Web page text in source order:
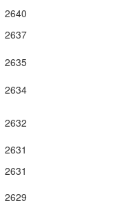
2640
2637
2635
2634
2632
2631
2631
2629